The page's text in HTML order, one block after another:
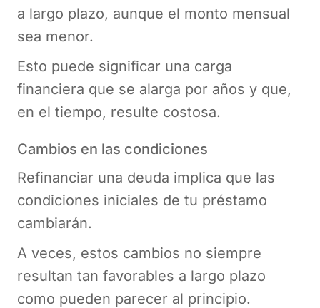
a largo plazo, aunque el monto mensual
sea menor.
Esto puede significar una carga
financiera que se alarga por años y que,
en el tiempo, resulte costosa.
Cambios en las condiciones
Refinanciar una deuda implica que las
condiciones iniciales de tu préstamo
cambiarán.
A veces, estos cambios no siempre
resultan tan favorables a largo plazo
como pueden parecer al principio.